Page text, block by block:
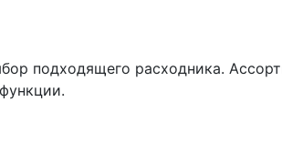
подходящего расходника.